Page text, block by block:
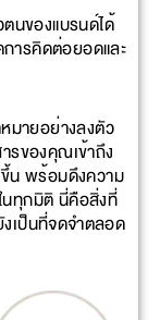
นของแบรนด์ได้
ารคิดต่อยอดและ
มายอย่างลงตัว
รของคุณเข้าถึง
ขึ้น พร้อมดึงความ
นทุกมิติ นี่คือสิ่งที่
เป็นที่จดจำตลอด